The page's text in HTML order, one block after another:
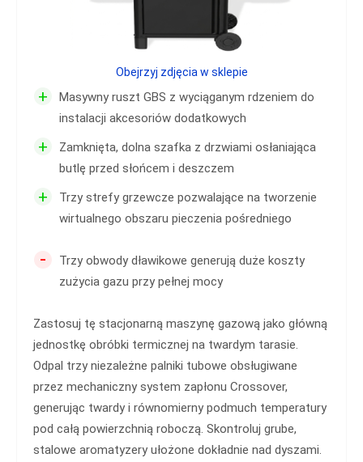
+
Masywny ruszt GBS z wyciąganym rdzeniem do
instalacji akcesoriów dodatkowych
+
Zamknięta, dolna szafka z drzwiami osłaniająca
butlę przed słońcem i deszczem
+
Trzy strefy grzewcze pozwalające na tworzenie
wirtualnego obszaru pieczenia pośredniego
-
Trzy obwody dławikowe generują duże koszty
zużycia gazu przy pełnej mocy
Zastosuj tę stacjonarną maszynę gazową jako główną
jednostkę obróbki termicznej na twardym tarasie.
Odpal trzy niezależne palniki tubowe obsługiwane
przez mechaniczny system zapłonu Crossover,
generując twardy i równomierny podmuch temperatury
pod całą powierzchnią roboczą. Skontroluj grube,
stalowe aromatyzery ułożone dokładnie nad dyszami.
Obejrzyj zdjęcia w sklepie